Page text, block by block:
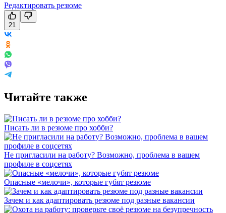
Редактировать резюме
21
Читайте также
Писать ли в резюме про хобби?
Не пригласили на работу? Возможно, проблема в вашем
профиле в соцсетях
Опасные «мелочи», которые губят резюме
Зачем и как адаптировать резюме под разные вакансии